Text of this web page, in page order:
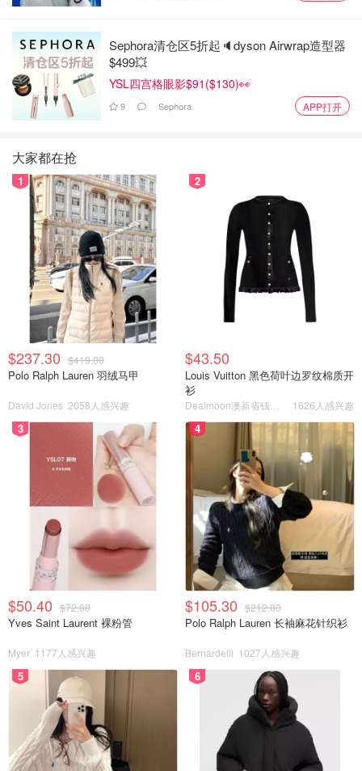
Sephora清仓区5折起🔈dyson Airwrap造型器
$499💥
YSL四宫格眼影$91($130)👀
9 Sephora APP打开
大家都在抢
1
$237.30 $419.00
Polo Ralph Lauren 羽绒马甲
David Jones 2058人感兴趣
2
$43.50
Louis Vuitton 黑色荷叶边罗纹棉质开
衫
1626人感兴趣
3
$50.40 $72.00
Yves Saint Laurent 裸粉管
Myer 1177人感兴趣
4
$105.30 $212.00
Polo Ralph Lauren 长袖麻花针织衫
Bernardelli 1027人感兴趣
5 6